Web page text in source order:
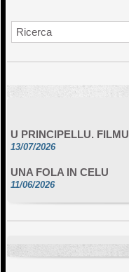
13/07/2026
11/06/2026
DA SCIMULÌ